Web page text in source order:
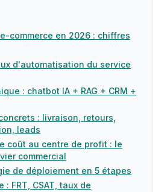
e-commerce en 2026 : chiffres
d'automatisation du service
: chatbot IA + RAG + CRM +
: livraison, retours,
leads
coût au centre de profit : le
commercial
de déploiement en 5 étapes
: FRT, CSAT, taux de